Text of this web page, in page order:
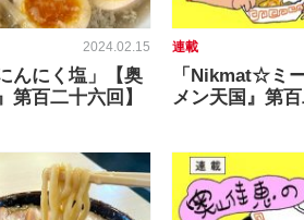
2024.02.15
んにく塩」【奥
第百二十六回】
連載
「Nikmat☆ミ
メン天国』第百